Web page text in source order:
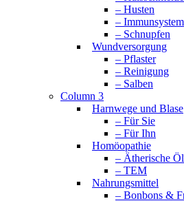
– Husten
– Immunsystem
– Schnupfen
Wundversorgung
– Pflaster
– Reinigung
– Salben
Column 3
Harnwege und Blase
– Für Sie
– Für Ihn
Homöopathie
– Ätherische
– TEM
Nahrungsmittel
– Bonbons &